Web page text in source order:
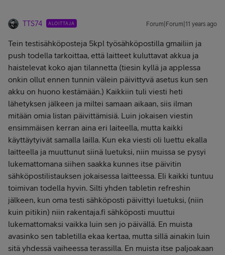
TTS74 ALOITTAJA Forum|Forum|11 years ago
Tein testisähköposteja 5kpl työsähköpostilla gmailiin ja
push todella tarkoittaa, että laitteet kuluttavat akkua ja
haistelevat koko ajan tilannetta (tiesin kyllä ja applessa
onkin ollut ennen tunnin välein päivittyvä asetus kun sen
akku on huono kestämään.) Kaikkiin tuli viesti heti
lähetyksen jälkeen ja miltei samaan aikaan, siis ilman
mitään omia listan päivittämisiä. Luin jokaisen viestin
ensimmäisen kerran aina eri laiteella, mutta kaikki
käyttäytyivät samalla lailla. Kun eka viesti oli luettu ekalla
laitteella ja muuttunut siinä luetuksi, niin muissa se pysyi
lukemattomana siihen saakka kunnes itse päivitin
sähköpostilistauksen jokaisessa laitteessa. Eli kaikki tuntuu
toimivan todella hyvin. Silti yhden tabletin refreshin
jälkeen, kun oma testi sähköposti päivittyi luetuksi, (niin
kuin pitikin) niin rakentaja.fi sähköposti muuttui
lukemattomaksi vaikka luin sen jo päivällä. En muista
avasinko sen tabletilla ekaa kertaa, mutta sillä ainakin luin
sitä yhdessä vaiheessa terassilla. En muista itse paljoakaan